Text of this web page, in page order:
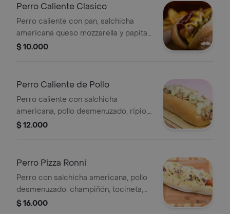
Perro Caliente Clasico
Perro caliente con pan, salchicha
americana queso mozzarella y papita
ripio.
$ 10.000
Perro Caliente de Pollo
Perro caliente con salchicha
americana, pollo desmenuzado, ripio,
queso y salsas de la casa.
$ 12.000
Perro Pizza Ronni
Perro con salchicha americana, pollo
desmenuzado, champiñón, tocineta,
jamón, queso y salsas de la casa.
$ 16.000